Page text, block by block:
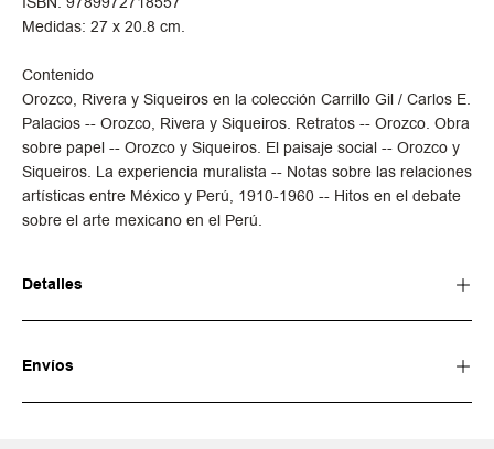
Medidas: 27 x 20.8 cm.
Contenido
Orozco, Rivera y Siqueiros en la colección Carrillo Gil / Carlos E.
Palacios -- Orozco, Rivera y Siqueiros. Retratos -- Orozco. Obra
sobre papel -- Orozco y Siqueiros. El paisaje social -- Orozco y
Siqueiros. La experiencia muralista -- Notas sobre las relaciones
artísticas entre México y Perú, 1910-1960 -- Hitos en el debate
sobre el arte mexicano en el Perú.
Detalles
Envíos